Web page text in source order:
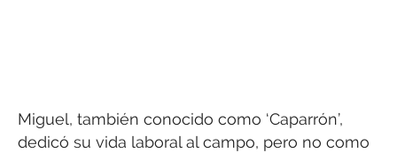
Miguel, también conocido como ‘Caparrón’,
dedicó su vida laboral al campo, pero no como